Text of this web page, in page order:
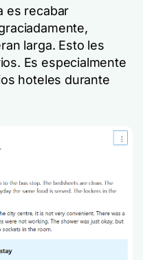
es recabar
larga. Esto les
Es especialmente
hoteles durante